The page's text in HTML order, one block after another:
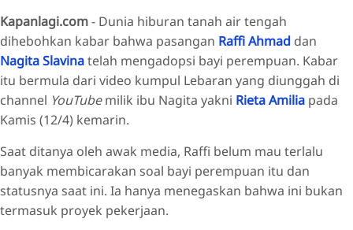
Kapanlagi.com- Dunia hiburan tanah air tengah
dihebohkan kabar bahwa pasangan Raffi Ahmad dan
Nagita Slavinatelah mengadopsi bayi perempuan. Kabar
itu bermula dari video kumpul Lebaran yang diunggah di
channel YouTubemilik ibu Nagita yakni Rieta Amilia pada
Kamis (12/4) kemarin.
Saat ditanya oleh awak media, Raffi belum mau terlalu
banyak membicarakan soal bayi perempuan itu dan
statusnya saat ini. Ia hanya menegaskan bahwa ini bukan
termasuk proyek pekerjaan.